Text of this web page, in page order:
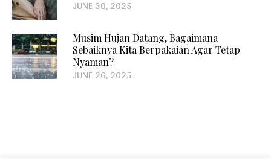
JUNE 30, 2025
Musim Hujan Datang, Bagaimana
Sebaiknya Kita Berpakaian Agar Tetap
Nyaman?
JUNE 26, 2025